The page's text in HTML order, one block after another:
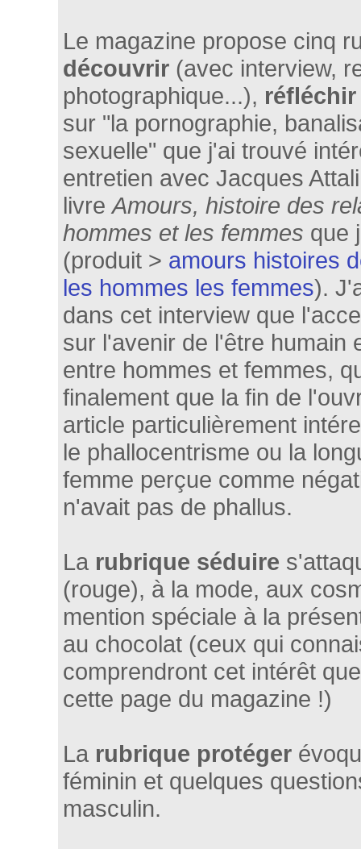
Le magazine propose cinq
découvrir (avec interview,
photographique...), réfléchir
sur "la pornographie,
sexuelle" que j'ai trouvé
entretien avec Jacques
livreAmours, histoire des
hommes et les femmes que
(produit > amours histoires
les hommes les femmes).
dans cet interview que
sur l'avenir de l'être humain
entre hommes et femmes,
finalement que la fin de
article particulièrement
le phallocentrisme ou la
femme perçue comme
n'avait pas de phallus.
La rubrique séduire
(rouge), à la mode, aux
mention spéciale à la
au chocolat (ceux qui
comprendront cet intérêt
cette page du magazine !)
La rubrique protéger
féminin et quelques
masculin.